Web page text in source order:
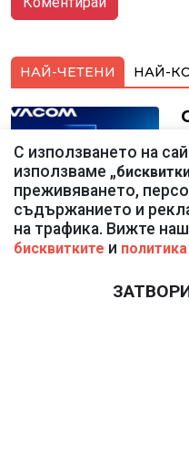
НАЙ-ЧЕТЕНИ НАЙ-
С използването на
използваме „
преживяването,
съдържанието и
на трафика. Вижте
бисквитките и